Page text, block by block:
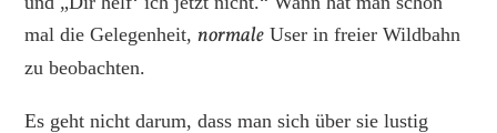
mal die Gelegenheit,normale User in freier Wildbahn
zu beobachten.
Es geht nicht darum, dass man sich über sie lustig